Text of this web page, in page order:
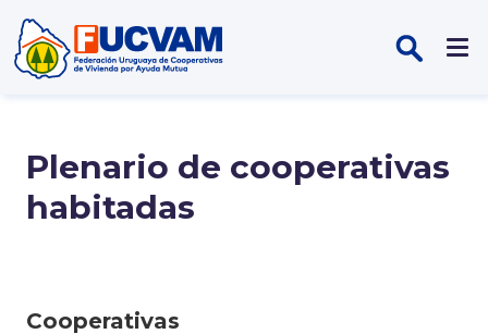
Plenario de cooperativas
habitadas
Cooperativas